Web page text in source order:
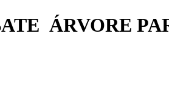
ÁRVORE